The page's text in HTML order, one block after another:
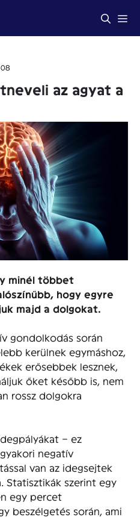
az agyat a
minél többet
hogy egyre
majd a dolgokat.
gondolkodás során
kerülnek egymáshoz,
erősebbek lesznek,
őket később is, nem
rossz dolgokra
– ez
negatív
van az idegsejtek
Statisztikák szerint egy
egy percet
beszélgetés során, ami